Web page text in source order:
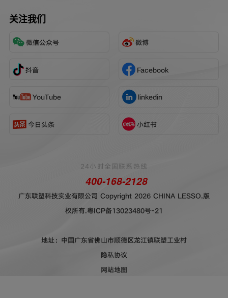
关注我们
微信公众号 微博
抖音 Facebook
YouTube linkedin
今日头条 小红书
广东联塑科技实业有限公司 Copyright 2026 CHINA LESSO.版
权所有.粤ICP备13023480号-21
地址：中国广东省佛山市顺德区龙江镇联塑工业村
隐私协议
网站地图
24小时全国联系热线
400-168-2128